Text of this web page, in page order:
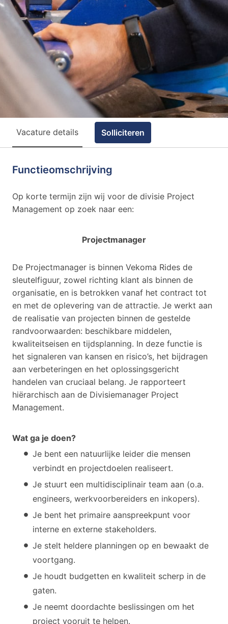
Vacature details Solliciteren
Functieomschrijving
Op korte termijn zijn wij voor de divisie Project
Management op zoek naar een:
Projectmanager
De Projectmanager is binnen Vekoma Rides de
sleutelfiguur, zowel richting klant als binnen de
organisatie, en is betrokken vanaf het contract tot
en met de oplevering van de attractie. Je werkt aan
de realisatie van projecten binnen de gestelde
randvoorwaarden: beschikbare middelen,
kwaliteitseisen en tijdsplanning. In deze functie is
het signaleren van kansen en risico’s, het bijdragen
aan verbeteringen en het oplossingsgericht
handelen van cruciaal belang. Je rapporteert
hiërarchisch aan de Divisiemanager Project
Management.
Wat ga je doen?
Je bent een natuurlijke leider die mensen
verbindt en projectdoelen realiseert.
Je stuurt een multidisciplinair team aan (o.a.
engineers, werkvoorbereiders en inkopers).
Je bent het primaire aanspreekpunt voor
interne en externe stakeholders.
Je stelt heldere planningen op en bewaakt de
voortgang.
Je houdt budgetten en kwaliteit scherp in de
gaten.
Je neemt doordachte beslissingen om het
project vooruit te helpen.